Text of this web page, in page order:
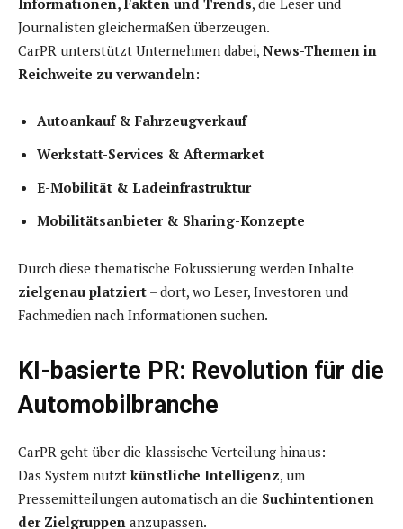
Journalisten gleichermaßen überzeugen.
CarPR unterstützt Unternehmen dabei, News-Themen in
Reichweite zu verwandeln:
Autoankauf & Fahrzeugverkauf
Werkstatt-Services & Aftermarket
E-Mobilität & Ladeinfrastruktur
Mobilitätsanbieter & Sharing-Konzepte
Durch diese thematische Fokussierung werden Inhalte
zielgenau platziert – dort, wo Leser, Investoren und
Fachmedien nach Informationen suchen.
KI-basierte PR: Revolution für die
Automobilbranche
CarPR geht über die klassische Verteilung hinaus:
Das System nutzt künstliche Intelligenz, um
Pressemitteilungen automatisch an die Suchintentionen
der Zielgruppen anzupassen.